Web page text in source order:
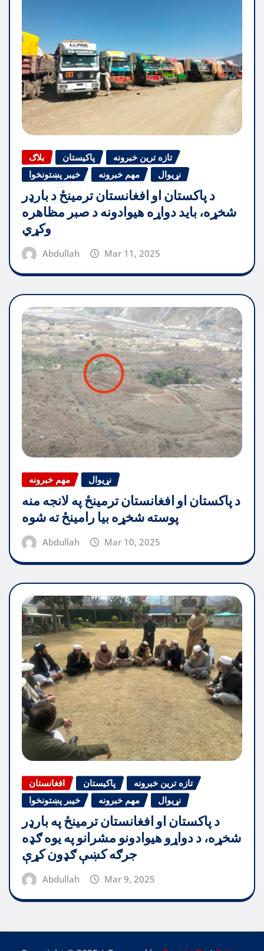
بلاګ پاکیستان
تازه ترین خبرونه
خیبر پښتونخوا
مهم خبرونه نړیوال
د پاکستان او افغانستان ترمینځ د بارډر
شخړه، باید دواړه هیوادونه د صبر مظاهره
وکړي
Abdullah Mar 11, 2025
مهم خبرونه نړیوال
د پاکستان او افغانستان ترمینځ په لانجه منه
پوسته شخړه بیا رامینځ ته شوه
Abdullah Mar 10, 2025
افغانستان پاکیستان
تازه ترین خبرونه
خیبر پښتونخوا
مهم خبرونه نړیوال
د پاکستان او افغانستان ترمینځ په بارډر
شخړه، د دواړو هیوادونو مشرانو په یوه ګډه
جرګه کښې ګډون کړې
Abdullah Mar 9, 2025